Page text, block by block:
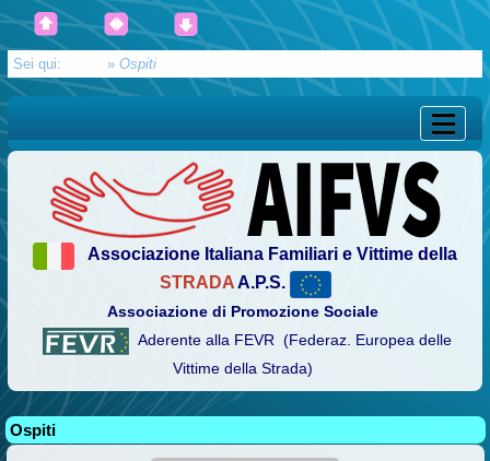
Sei qui: » Ospiti
Associazione Italiana Familiari e Vittime della
STRADAA.P.S.
Associazione di Promozione Sociale
Aderente alla FEVR (Federaz. Europea delle
Vittime della Strada)
Ospiti